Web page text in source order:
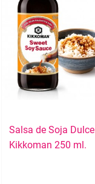
Salsa de Soja Dulce
Kikkoman 250 ml.